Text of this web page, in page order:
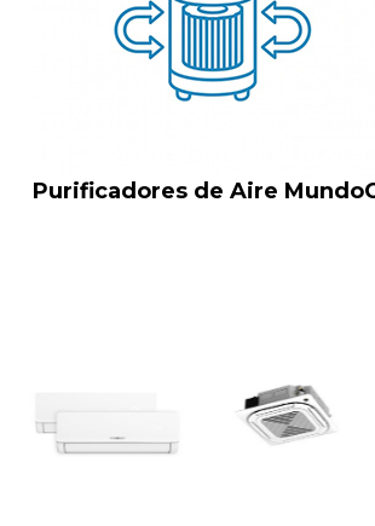
Purificadores de Aire